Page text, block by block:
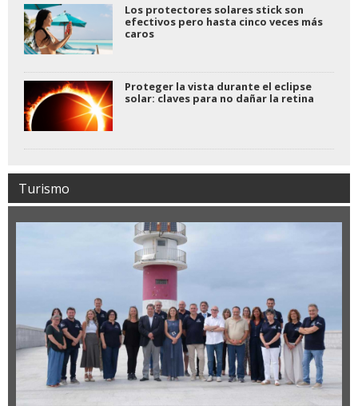
Los protectores solares stick son
efectivos pero hasta cinco veces más
caros
Proteger la vista durante el eclipse
solar: claves para no dañar la retina
Turismo